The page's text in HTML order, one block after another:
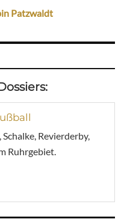
Patzwaldt
Revierderby,
Ruhrgebiet.